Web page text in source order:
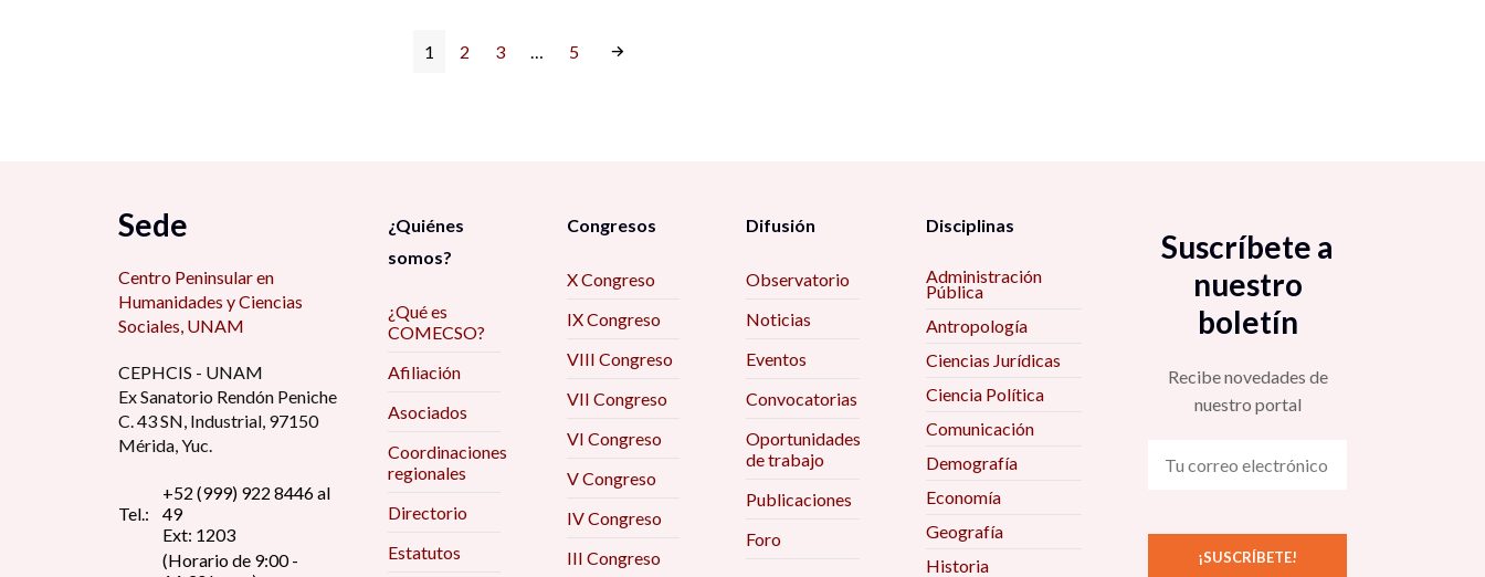
1 2 3 … 5
Sede
Centro Peninsular en
Humanidades y Ciencias
Sociales, UNAM
CEPHCIS - UNAM
Ex Sanatorio Rendón Peniche
C. 43 SN, Industrial, 97150
Mérida, Yuc.
Tel.:
+52 (999) 922 8446 al
49
Ext: 1203
(Horario de 9:00 -
¿Quiénes
somos?
¿Qué es
COMECSO?
Afiliación
Asociados
Coordinaciones
regionales
Directorio
Estatutos
Congresos
X Congreso
IX Congreso
VIII Congreso
VII Congreso
VI Congreso
V Congreso
IV Congreso
III Congreso
Difusión
Observatorio
Noticias
Eventos
Convocatorias
Oportunidades
de trabajo
Publicaciones
Foro
Disciplinas
Administración
Pública
Antropología
Ciencias Jurídicas
Ciencia Política
Comunicación
Demografía
Economía
Geografía
Historia
Suscríbete a
nuestro
boletín
Recibe novedades de
nuestro portal